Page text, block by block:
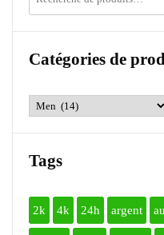
pour :
Catégories de
Tags
2k 4k 24h argent